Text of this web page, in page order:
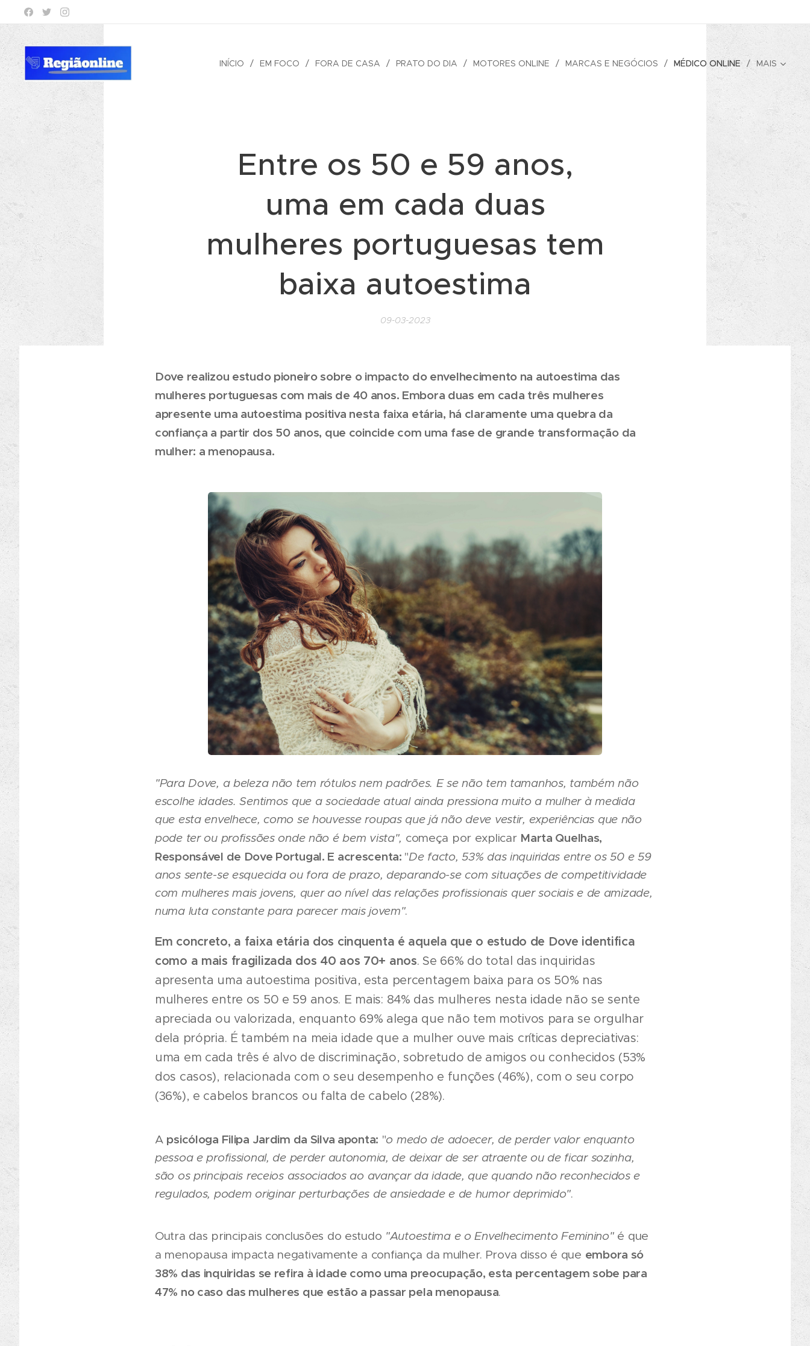
INÍCIO EM FOCO FORA DE CASA PRATO DO DIA MOTORES ONLINE MARCAS E NEGÓCIOS MÉDICO ONLINE MAIS
Entre os 50 e 59 anos,
uma em cada duas
mulheres portuguesas tem
baixa autoestima
09-03-2023
Dove realizou estudo pioneiro sobre o impacto do envelhecimento na autoestima das
mulheres portuguesas com mais de 40 anos. Embora duas em cada três mulheres
apresente uma autoestima positiva nesta faixa etária, há claramente uma quebra da
confiança a partir dos 50 anos, que coincide com uma fase de grande transformação da
mulher: a menopausa.
"Para Dove, a beleza não tem rótulos nem padrões. E se não tem tamanhos, também não
escolhe idades. Sentimos que a sociedade atual ainda pressiona muito a mulher à medida
que esta envelhece, como se houvesse roupas que já não deve vestir, experiências que não
pode ter ou profissões onde não é bem vista", começa por explicar Marta Quelhas,
Responsável de Dove Portugal. E acrescenta: "Defacto, 53% das inquiridas entre os 50 e 59
anos sente-se esquecida ou fora de prazo, deparando-se com situações de competitividade
com mulheres mais jovens, quer ao nível das relações profissionais quer sociais e de amizade,
numa luta constante para parecer mais jovem".
Em concreto, a faixa etária dos cinquenta é aquela que o estudo de Dove identifica
como a mais fragilizada dos 40 aos 70+ anos. Se 66% do total das inquiridas
apresenta uma autoestima positiva, esta percentagem baixa para os 50% nas
mulheres entre os 50 e 59 anos. E mais: 84% das mulheres nesta idade não se sente
apreciada ou valorizada, enquanto 69% alega que não tem motivos para se orgulhar
dela própria. É também na meia idade que a mulher ouve mais críticas depreciativas:
uma em cada três é alvo de discriminação, sobretudo de amigos ou conhecidos (53%
dos casos), relacionada com o seu desempenho e funções (46%), com o seu corpo
(36%), e cabelos brancos ou falta de cabelo (28%).
A psicóloga Filipa Jardim da Silva aponta: "o medo de adoecer, de perder valor enquanto
pessoa e profissional, de perder autonomia, de deixar de ser atraente ou de ficar sozinha,
são os principais receios associados ao avançar da idade, que quando não reconhecidos e
regulados, podem originar perturbações de ansiedade e de humor deprimido".
Outra das principais conclusões do estudo "Autoestima e o Envelhecimento Feminino" é que
a menopausa impacta negativamente a confiança da mulher. Prova disso é que embora só
38% das inquiridas se refira à idade como uma preocupação, esta percentagem sobe para
47% no caso das mulheres que estão a passar pela menopausa.